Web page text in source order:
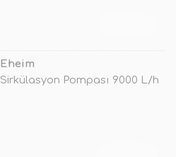
Eheim
Sirkülasyon Pompası 9000 L/h